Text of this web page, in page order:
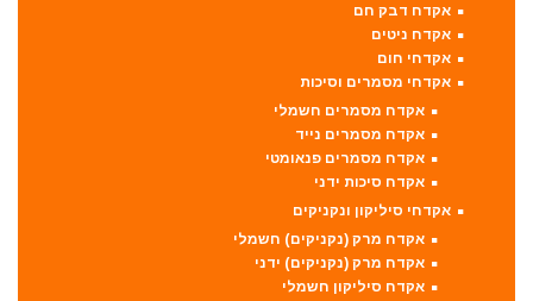
אקדח דבק חם
אקדח ניטים
אקדחי חום
אקדחי מסמרים וסיכות
אקדח מסמרים חשמלי
אקדח מסמרים נייד
אקדח מסמרים פנאומטי
אקדח סיכות ידני
אקדחי סיליקון ונקניקים
אקדח מרק (נקניקים) חשמלי
אקדח מרק (נקניקים) ידני
אקדח סיליקון חשמלי